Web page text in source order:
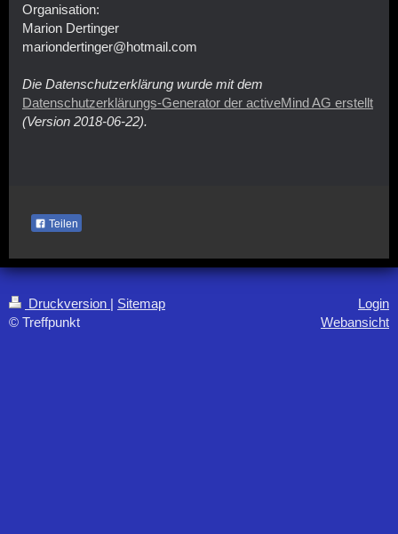
Organisation:
Marion Dertinger
mariondertinger@hotmail.com
Die Datenschutzerklärung wurde mit dem
Datenschutzerklärungs-Generator der activeMind AG erstellt
(Version 2018-06-22).
Teilen
Druckversion
Sitemap
© Treffpunkt
Login
Webansicht